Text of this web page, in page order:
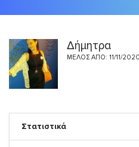
Δήμητρα
ΜΈΛΟΣ ΑΠΌ: 11/11/2020
Στατιστικά